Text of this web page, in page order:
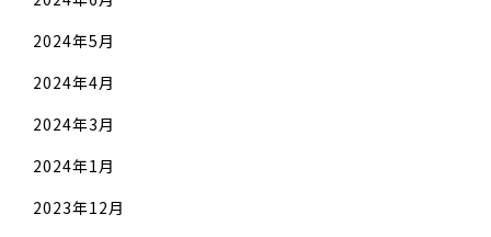
2024年5月
2024年4月
2024年3月
2024年1月
2023年12月